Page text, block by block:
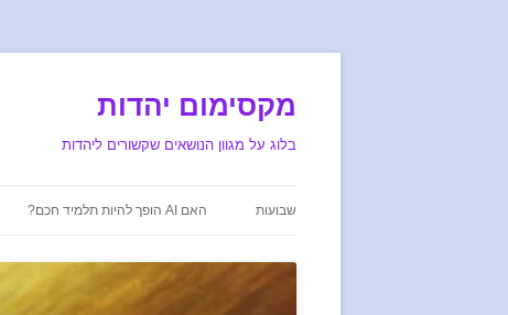
מקסימום יהדות
בלוג על מגוון הנושאים שקשורים ליהדות
שבועות האם AI הופך להיות תלמיד חכם?